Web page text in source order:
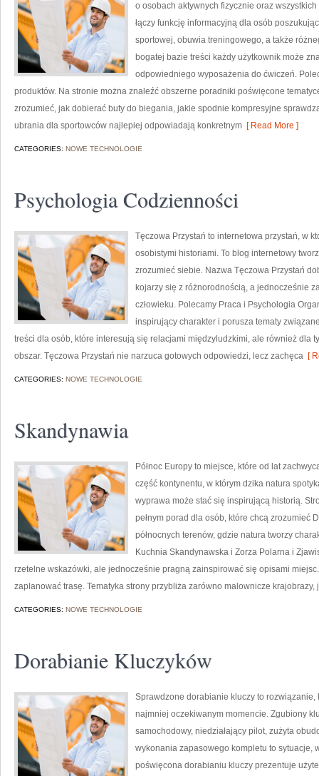
o osobach aktywnych fizycznie oraz
łączy funkcję informacyjną dla osób
sportowej, obuwia treningowego, a także
bogatej bazie treści każdy użytkownik może
odpowiedniego wyposażenia do ćwiczeń.
produktów. Na stronie można znaleźć obszerne poradniki poświęcone
zrozumieć, jak dobierać buty do biegania, jakie spodnie kompresyjne
ubrania dla sportowców najlepiej odpowiadają konkretnym [ Read More ]
CATEGORIES: NOWE TECHNOLOGIE
Psychologia Codzienności
Tęczowa Przystań to internetowa przystań, w
osobistymi historiami. To blog internetowy
zrozumieć siebie. Nazwa Tęczowa Przystań
kojarzy się z różnorodnością, a jednocześnie
człowieku. Polecamy Praca i Psychologia
inspirujący charakter i porusza tematy
treści dla osób, które interesują się relacjami międzyludzkimi, ale również dla
obszar. Tęczowa Przystań nie narzuca gotowych odpowiedzi, lecz zachęca [
CATEGORIES: NOWE TECHNOLOGIE
Skandynawia
Północ Europy to miejsce, które od lat
część kontynentu, w którym dzika natura
wyprawa może stać się inspirującą historią.
pełnym porad dla osób, które chcą zrozumieć
północnych terenów, gdzie natura tworzy
Kuchnia Skandynawska i Zorza Polarna i
rzetelne wskazówki, ale jednocześnie pragną zainspirować się opisami
zaplanować trasę. Tematyka strony przybliża zarówno malownicze krajobrazy,
CATEGORIES: NOWE TECHNOLOGIE
Dorabianie Kluczyków
Sprawdzone dorabianie kluczy to
najmniej oczekiwanym momencie. Zgubiony
samochodowy, niedziałający pilot, zużyta
wykonania zapasowego kompletu to sytuacje,
poświęcona dorabianiu kluczy prezentuje